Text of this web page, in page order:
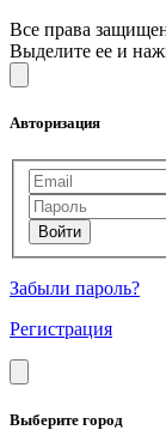
Все права
Выделите ее и
Авторизация
Забыли пароль?
Регистрация
Выберите город